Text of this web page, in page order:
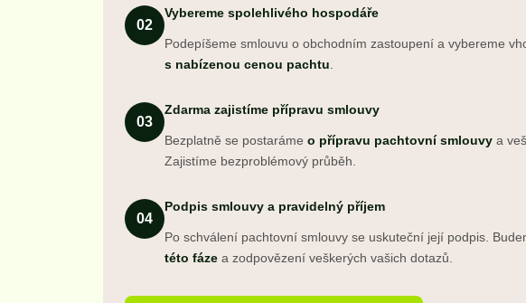
02
Vybereme spolehlivého hospodáře
Podepíšeme smlouvu o obchodním zastoupení a vybereme
s nabízenou cenou pachtu
03
Zdarma zajistíme přípravu smlouvy
Bezplatně se postaráme o přípravu pachtovní smlouvy a
Zajistíme bezproblémový průběh.
04
Podpis smlouvy a pravidelný příjem
Po schválení pachtovní smlouvy se uskuteční její podpis.
této fáze a zodpovězení veškerých vašich dotazů.